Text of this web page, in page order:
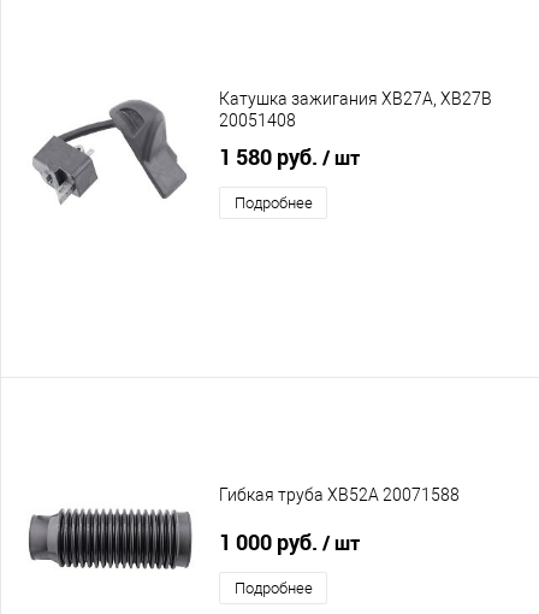
Катушка зажигания XB27A, XB27B
20051408
1 580 руб. / шт
Подробнее
Гибкая труба XB52A 20071588
1 000 руб. / шт
Подробнее